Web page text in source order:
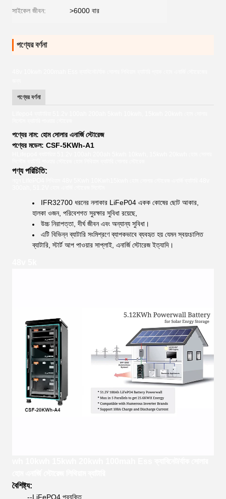
সাইকেল জীবন: >6000 বার
পণ্যের বর্ণনা
পণ্যের বর্ণনা
পণ্যের নাম: হোম সোলার এনার্জি স্টোরেজ
পণ্যের মডেল: CSF-5KWh-A1
পণ্য পরিচিতি:
IFR32700 ধরনের নলাকার LiFeP04 একক কোষের ছোট আকার,
হালকা ওজন, পরিবেশগত সুরক্ষার সুবিধা রয়েছে,
উচ্চ নিরাপত্তা, দীর্ঘ জীবন এবং অন্যান্য সুবিধা।
এটি বিভিন্ন ব্যাটারি সংমিশ্রণে ব্যাপকভাবে ব্যবহৃত হয় যেমন স্বয়ংচালিত
ব্যাটারি, স্টার্ট আপ পাওয়ার সাপ্লাই, এনার্জি স্টোরেজ ইত্যাদি।
বৈশিষ্ট্য:
--LiFePO4 প্রযুক্তি